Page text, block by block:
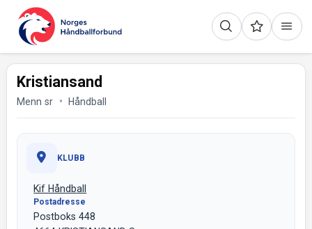
Kristiansand
Menn sr Håndball
KLUBB
Kif Håndball
Postadresse
Postboks 448